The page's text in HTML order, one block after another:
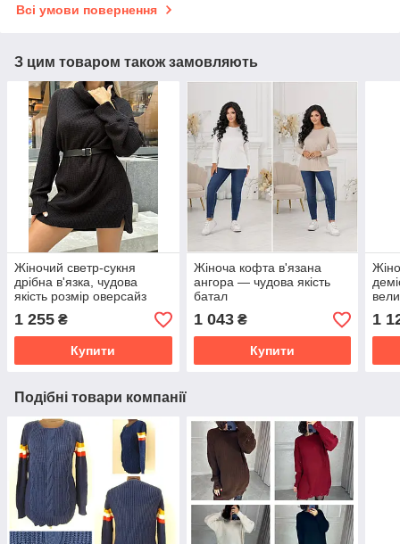
Всі умови повернення
З цим товаром також замовляють
Жіночий светр-сукня
дрібна в'язка, чудова
якість розмір оверсайз
1 255 ₴
Купити
Жіноча кофта в'язана
ангора — чудова якість
батал
1 043₴
Купити
1
Подібні товари компанії